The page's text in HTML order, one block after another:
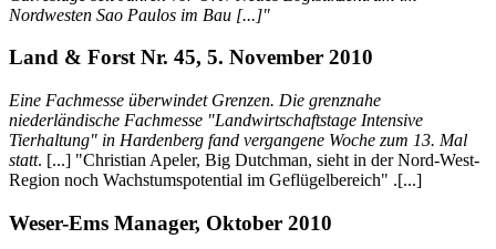
Nordwesten Sao Paulos im Bau [...]"
Land & Forst Nr. 45, 5. November 2010
Eine Fachmesse überwindet Grenzen. Die grenznahe
niederländische Fachmesse "Landwirtschaftstage Intensive
Tierhaltung" in Hardenberg fand vergangene Woche zum 13. Mal
statt. [...] "Christian Apeler, Big Dutchman, sieht in der Nord-West-
Region noch Wachstumspotential im Geflügelbereich" .[...]
Weser-Ems Manager, Oktober 2010